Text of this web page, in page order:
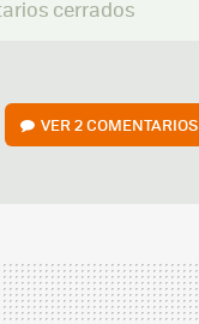
cerrados
VER2 COMENTARIOS